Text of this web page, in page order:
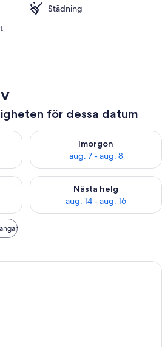
Standard enkelrum | Exteriör
Städning
för dessa datum
för ikväll aug. 6 - aug. 7
Imorgon
aug. 7 - aug. 8
Kontrollera tillgängligheten
för den här helgen aug. 7 - aug. 9
Nästa helg
aug. 14 - aug. 16
Kontrollera tillgängligheten
Ett sovrum med en säng, ett